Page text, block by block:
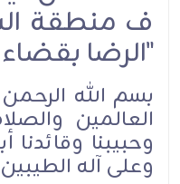
ف منطقة
"الرضا بقضاء الله"
بسم الله
العالمين
وحبيبنا
وعلى آله